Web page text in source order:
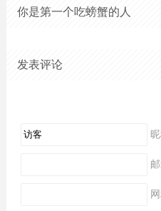
你是第一个吃螃蟹的人
发表评论